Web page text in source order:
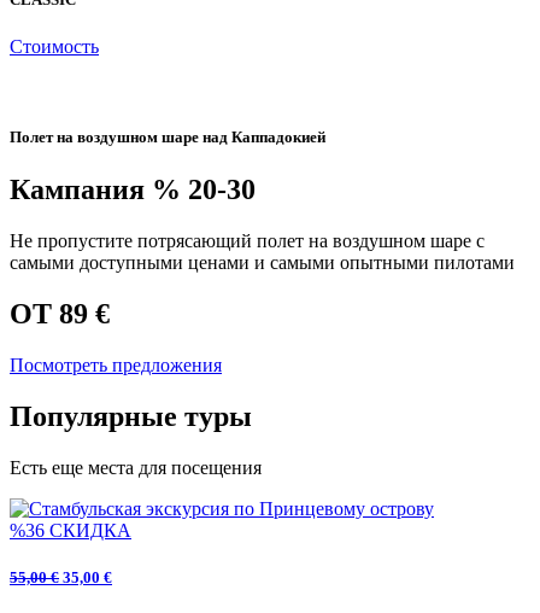
Стоимость
Полет на воздушном шаре над Каппадокией
Кампания % 20-30
Не пропустите потрясающий полет на воздушном шаре с
самыми доступными ценами и самыми опытными пилотами
ОТ 89 €
Посмотреть предложения
Популярные туры
Есть еще места для посещения
%36 СКИДКА
55,00 € 35,00 €